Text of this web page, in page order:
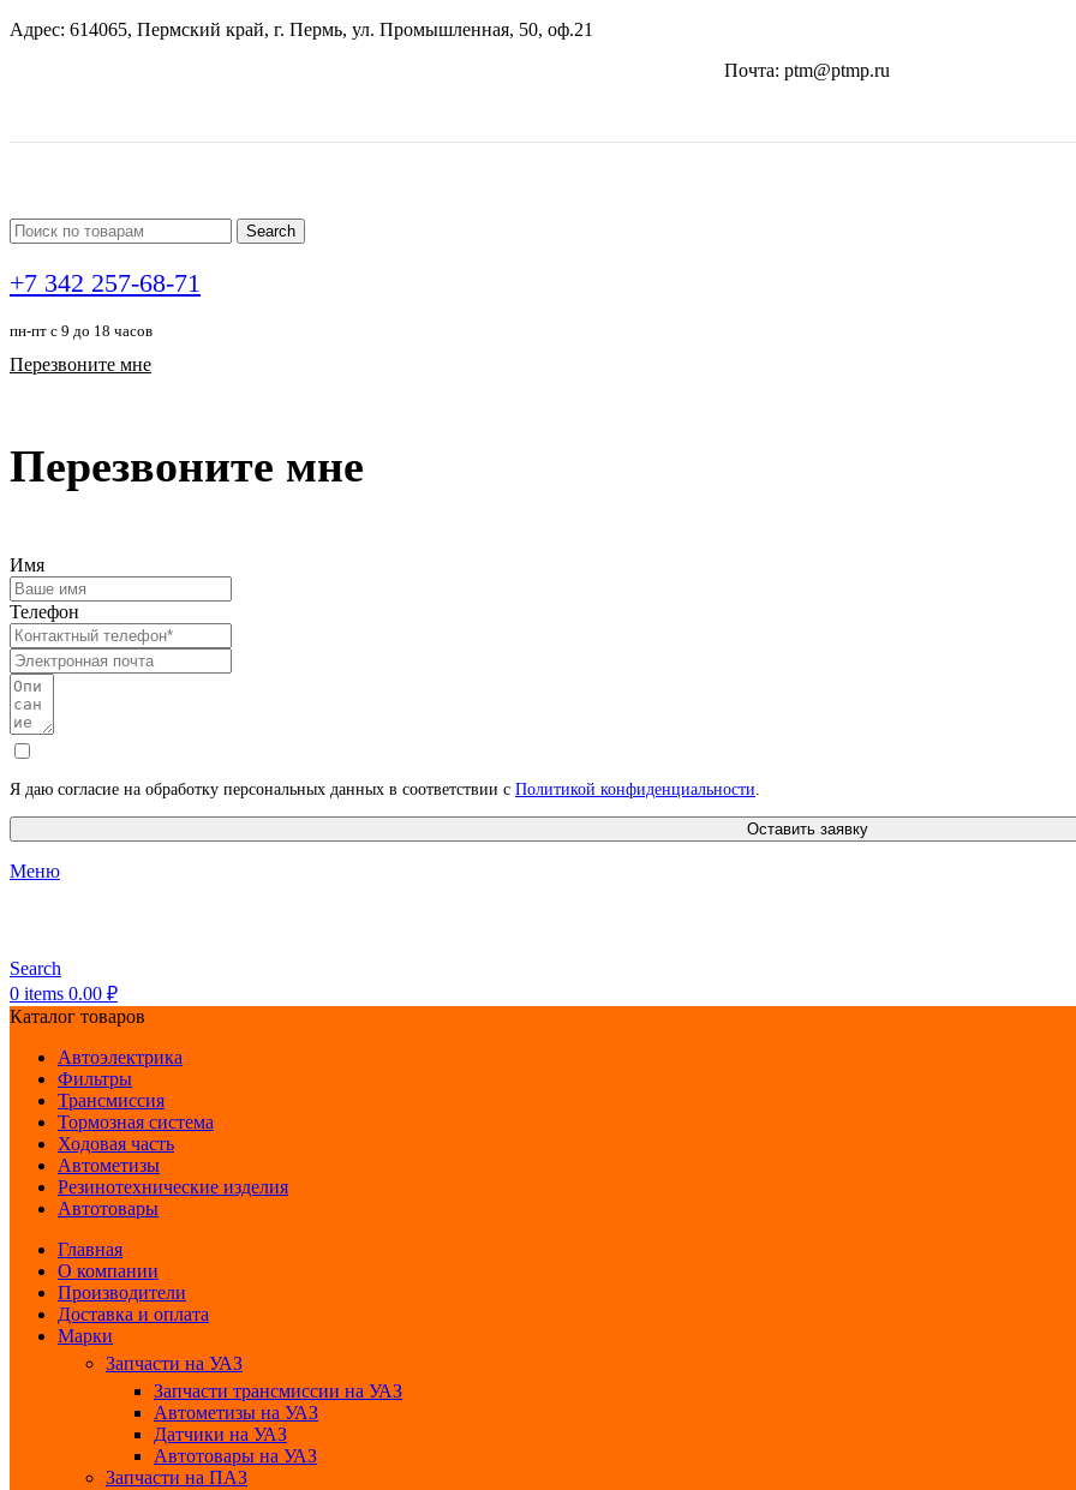
Адрес: 614065, Пермский край, г. Пермь, ул. Промышленная, 50, оф.21
Почта: ptm@ptmp.ru
Search
+7 342 257-68-71
пн-пт с 9 до 18 часов
Перезвоните мне
Перезвоните мне
Имя
Телефон
Я даю согласие на обработку персональных данных в соответствии с Политикой конфиденциальности.
Оставить заявку
Меню
Search
0 items 0.00 ₽
Каталог товаров
Автоэлектрика
Фильтры
Трансмиссия
Тормозная система
Ходовая часть
Автометизы
Резинотехнические изделия
Автотовары
Главная
О компании
Производители
Доставка и оплата
Марки
Запчасти на УАЗ
Запчасти трансмиссии на УАЗ
Автометизы на УАЗ
Датчики на УАЗ
Автотовары на УАЗ
Запчасти на ПАЗ